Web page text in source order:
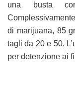
una busta
di marijuana, 85
tagli da 20 e 50.
per detenzione ai